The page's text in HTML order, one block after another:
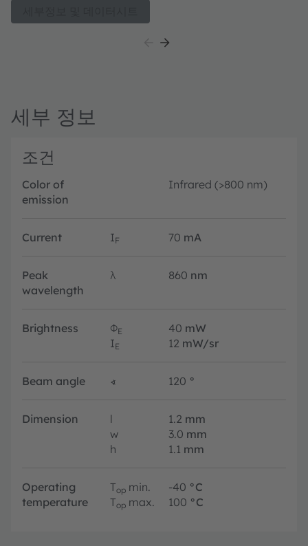
illumination while extending battery life thanks to its
superior efficiency. Housed in a completely dark
세부 정보
조건
Color of
emission
Infrared (>800 nm)
Current IF 70 mA
Peak
wavelength
λ 860 nm
Brightness ΦE 40 mW
IE 12 mW/sr
Beam angle ∢ 120 °
Dimension l 1.2 mm
w
3.0 mm
h
1.1 mm
Operating
temperature
Top min. -40 °C
Top max. 100 °C